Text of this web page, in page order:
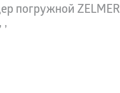
погружной ZELMER
,